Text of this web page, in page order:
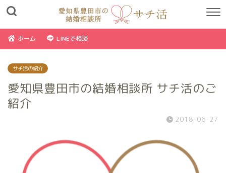
ホーム LINEで相談
サチ活の紹介
愛知県豊田市の結婚相談所 サチ活のご
紹介
2018-06-27